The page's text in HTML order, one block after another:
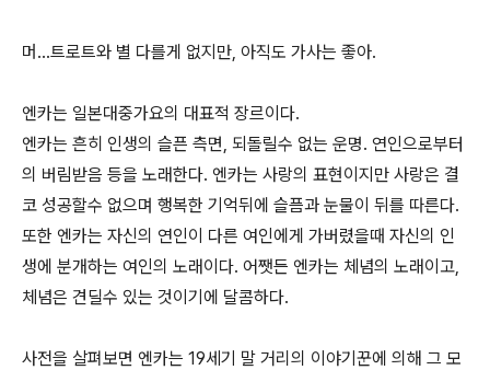
머...트로트와 별 다를게 없지만, 아직도 가사는 좋아.
엔카는 일본대중가요의 대표적 장르이다.
엔카는 흔히 인생의 슬픈 측면, 되돌릴수 없는 운명. 연인으로부터
의 버림받음 등을 노래한다. 엔카는 사랑의 표현이지만 사랑은 결
코 성공할수 없으며 행복한 기억뒤에 슬픔과 눈물이 뒤를 따른다.
또한 엔카는 자신의 연인이 다른 여인에게 가버렸을때 자신의 인
생에 분개하는 여인의 노래이다. 어쨋든 엔카는 체념의 노래이고,
체념은 견딜수 있는 것이기에 달콤하다.
사전을 살펴보면 엔카는 19세기 말 거리의 이야기꾼에 의해 그 모